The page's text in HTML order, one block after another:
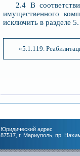
2.4 В
имущественного
исключить в разделе
«5.1.119.
Юридический адрес
87517, г. Мариуполь, пр.